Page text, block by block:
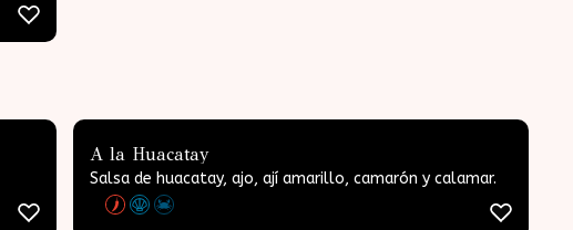
A la Huacatay
Salsa de huacatay, ajo, ají amarillo, camarón y calamar.